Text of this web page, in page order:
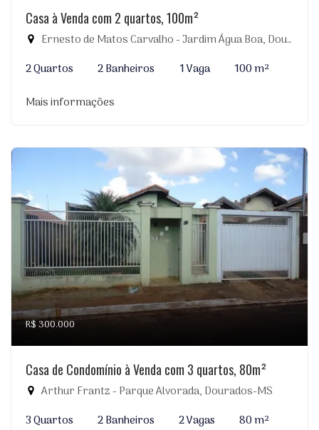
Casa à Venda com 2 quartos, 100m²
Ernesto de Matos Carvalho - Jardim Água Boa, Dourados-MS
2 Quartos
2 Banheiros 1 Vaga
100 m²
Mais informações
R$ 300.000
Casa de Condomínio à Venda com 3 quartos, 80m²
Arthur Frantz - Parque Alvorada, Dourados-MS
3 Quartos
2 Banheiros 2 Vagas
80 m²